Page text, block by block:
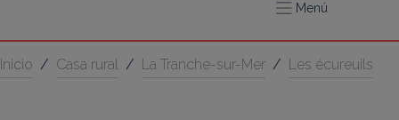
Menú
Inicio / Casa rural / La Tranche-sur-Mer / Les écureuils